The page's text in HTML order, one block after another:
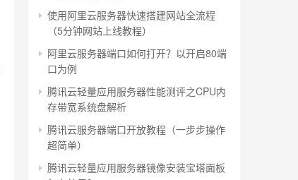
使用阿里云服务器快速搭建网站全流程
（5分钟网站上线教程）
阿里云服务器端口如何打开？以开启80端
口为例
腾讯云轻量应用服务器性能测评之CPU内
存带宽系统盘解析
腾讯云服务器端口开放教程（一步步操作
超简单）
腾讯云轻量应用服务器镜像安装宝塔面板